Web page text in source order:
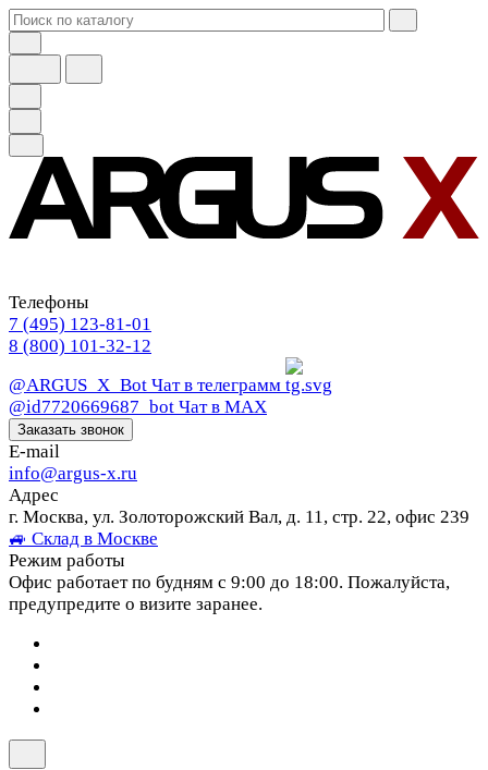
Телефоны
7 (495) 123-81-01
8 (800) 101-32-12
@ARGUS_X_Bot Чат в телеграмм
@id7720669687_bot Чат в МАХ
Заказать звонок
E-mail
info@argus-x.ru
Адрес
г. Москва, ул. Золоторожский Вал, д. 11, стр. 22, офис 239
🚙 Склад в Москве
Режим работы
Офис работает по будням с 9:00 до 18:00. Пожалуйста,
предупредите о визите заранее.